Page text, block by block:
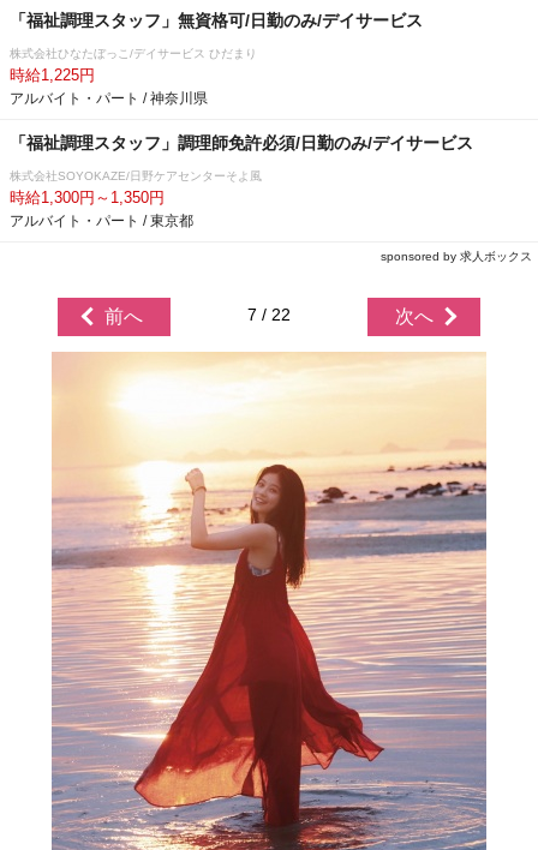
「福祉調理スタッフ」無資格可/日勤のみ/デイサービス
株式会社ひなたぼっこ/デイサービス ひだまり
時給1,225円
アルバイト・パート / 神奈川県
「福祉調理スタッフ」調理師免許必須/日勤のみ/デイサービス
株式会社SOYOKAZE/日野ケアセンターそよ風
時給1,300円～1,350円
アルバイト・パート / 東京都
sponsored by 求人ボックス
前へ 7 / 22 次へ